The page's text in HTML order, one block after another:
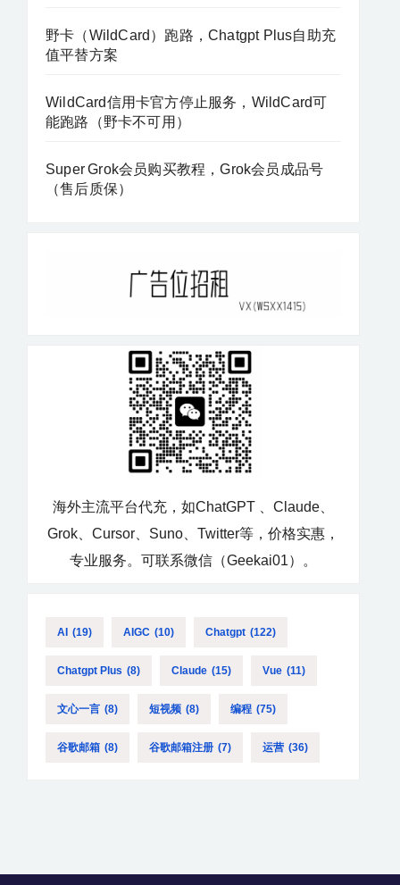
野卡（WildCard）跑路，Chatgpt Plus自助充
值平替方案
WildCard信用卡官方停止服务，WildCard可
能跑路（野卡不可用）
Super Grok会员购买教程，Grok会员成品号
（售后质保）
海外主流平台代充，如ChatGPT 、Claude、
Grok、Cursor、Suno、Twitter等，价格实惠，
专业服务。可联系微信（Geekai01）。
AI (19) AIGC (10) Chatgpt (122)
Chatgpt Plus (8) Claude (15) Vue (11)
文心一言 (8) 短视频 (8) 编程 (75)
谷歌邮箱 (8) 谷歌邮箱注册 (7) 运营 (36)